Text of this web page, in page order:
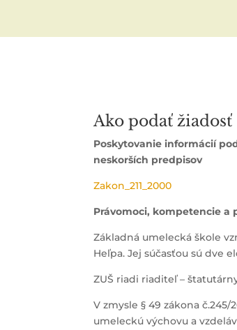
Ako podať žiadosť
Poskytovanie informácií
neskorších predpisov
Zakon_211_2000
Právomoci, kompetencie a
Základná umelecká škole
Heľpa. Jej súčasťou sú dve
ZUŠ riadi riaditeľ –
V zmysle § 49 zákona
umeleckú výchovu a